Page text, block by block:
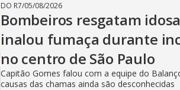
DO R7/05/08/2026
Bombeiros resgatam
inalou fumaça durante
no centro de São Paulo
Capitão Gomes falou com a equipe do
causas das chamas ainda são desconhecidas